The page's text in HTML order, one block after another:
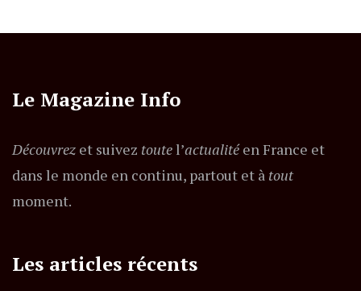
Le Magazine Info
Découvrez et suivez toutel’actualitéen France et
dans le monde en continu, partout et à tout
moment.
Les articles récents